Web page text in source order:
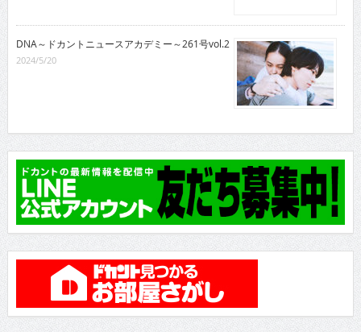
DNA～ドカントニュースアカデミー～261号vol.2
2024/5/20